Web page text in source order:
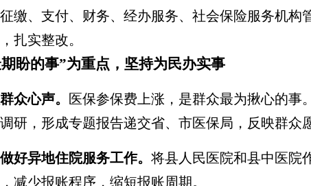
缴、支付、财务、经办服务、社会保险服务机
扎实整改。
盼的事”为重点，坚持为民办实事
众心声。 医保参保费上涨，是群众最为揪心的事
研，形成专题报告递交省、市医保局，反映群众
好异地住院服务工作。将县人民医院和县中医院
减少报账程序，缩短报账周期。